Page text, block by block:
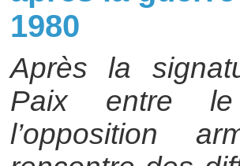
1980
Après la
Paix entre le
l’opposition